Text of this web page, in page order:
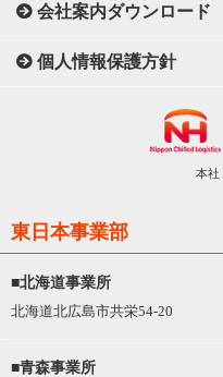
会社案内ダウンロード
個人情報保護方針
本社
東日本事業部
■北海道事業所
北海道北広島市共栄54-20
■青森事業所